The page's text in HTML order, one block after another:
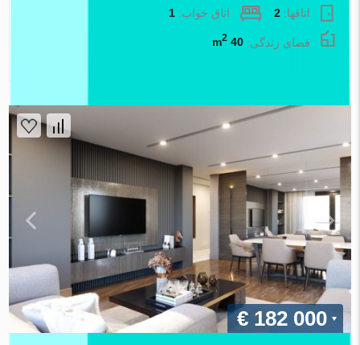
اتاقها:2 اتاق خواب:1
فضای زندگی:40 m
2
€ 182 000